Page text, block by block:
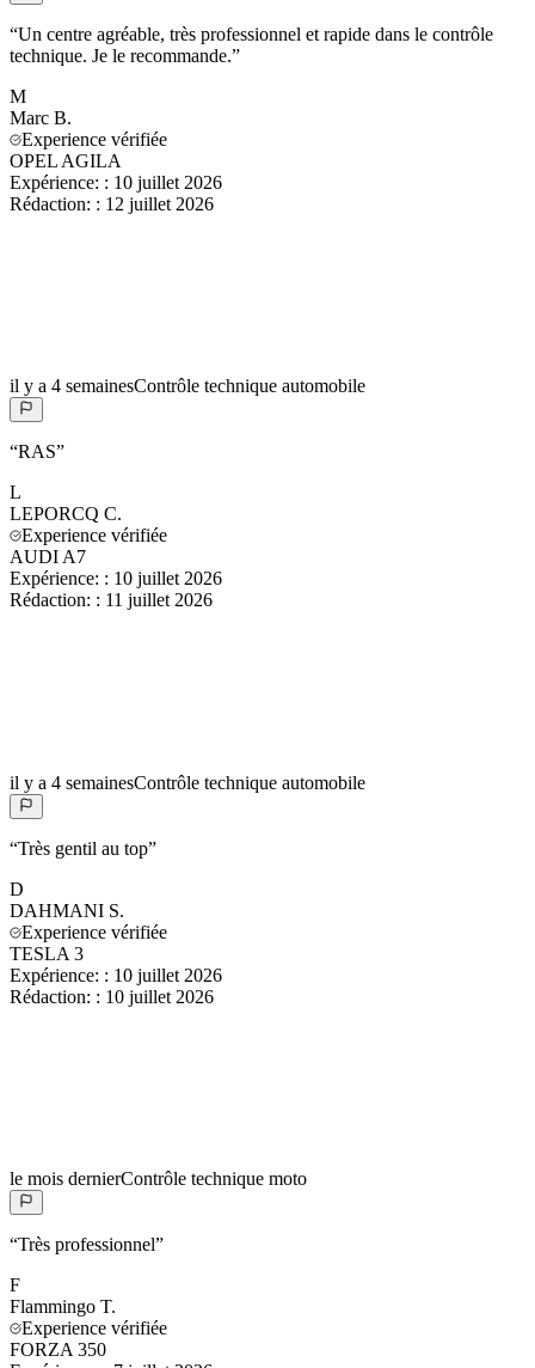
“Un centre agréable, très professionnel et rapide dans le contrôle
technique. Je le recommande.”
M
Marc B.
Experience vérifiée
OPEL AGILA
Expérience: : 10 juillet 2026
Rédaction: : 12 juillet 2026
il y a 4 semainesContrôle technique automobile
“RAS”
L
LEPORCQ C.
Experience vérifiée
AUDI A7
Expérience: : 10 juillet 2026
Rédaction: : 11 juillet 2026
il y a 4 semainesContrôle technique automobile
“Très gentil au top”
D
DAHMANI S.
Experience vérifiée
TESLA 3
Expérience: : 10 juillet 2026
Rédaction: : 10 juillet 2026
le mois dernierContrôle technique moto
“Très professionnel”
F
Flammingo T.
Experience vérifiée
FORZA 350